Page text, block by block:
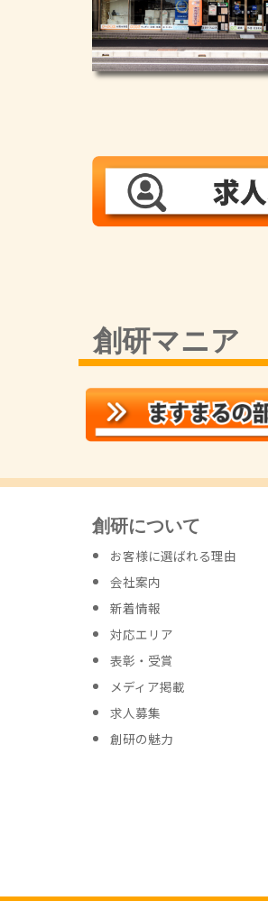
創研マニア
創研について
お客様に選ばれる理由
会社案内
新着情報
対応エリア
表彰・受賞
メディア掲載
求人募集
創研の魅力